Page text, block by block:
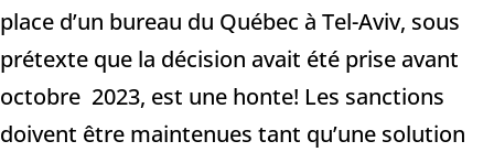
place d’un bureau du Québec à Tel-Aviv, sous
prétexte que la décision avait été prise avant
octobre 2023, est une honte! Les sanctions
doivent être maintenues tant qu’une solution